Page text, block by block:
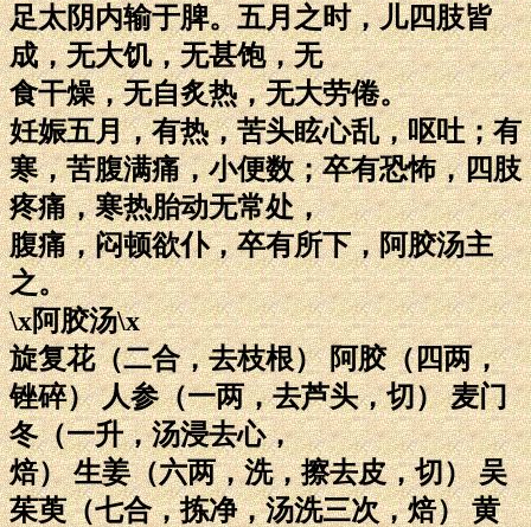
足太阴内输于脾。五月之时，儿四肢皆
成，无大饥，无甚饱，无
食干燥，无自炙热，无大劳倦。
妊娠五月，有热，苦头眩心乱，呕吐；有
寒，苦腹满痛，小便数；卒有恐怖，四肢
疼痛，寒热胎动无常处，
腹痛，闷顿欲仆，卒有所下，阿胶汤主
之。
\x阿胶汤\x
旋复花（二合，去枝根） 阿胶（四两，
锉碎） 人参（一两，去芦头，切） 麦门
冬（一升，汤浸去心，
焙） 生姜（六两，洗，擦去皮，切） 吴
茱萸（七合，拣净，汤洗三次，焙） 黄